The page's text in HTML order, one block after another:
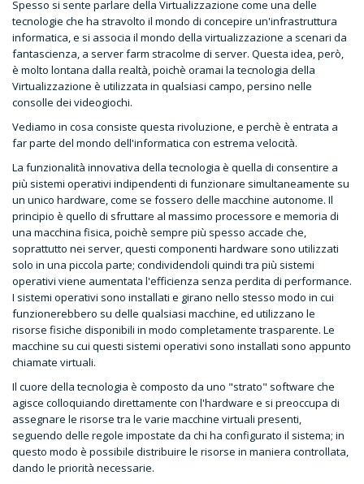
Spesso si sente parlare della Virtualizzazione come una delle
tecnologie che ha stravolto il mondo di concepire un'infrastruttura
informatica, e si associa il mondo della virtualizzazione a scenari da
fantascienza, a server farm stracolme di server. Questa idea, però,
è molto lontana dalla realtà, poichè oramai la tecnologia della
Virtualizzazione è utilizzata in qualsiasi campo, persino nelle
consolle dei videogiochi.
Vediamo in cosa consiste questa rivoluzione, e perchè è entrata a
far parte del mondo dell'informatica con estrema velocità.
La funzionalità innovativa della tecnologia è quella di consentire a
più sistemi operativi indipendenti di funzionare simultaneamente su
un unico hardware, come se fossero delle macchine autonome. Il
principio è quello di sfruttare al massimo processore e memoria di
una macchina fisica, poichè sempre più spesso accade che,
soprattutto nei server, questi componenti hardware sono utilizzati
solo in una piccola parte; condividendoli quindi tra più sistemi
operativi viene aumentata l'efficienza senza perdita di performance.
I sistemi operativi sono installati e girano nello stesso modo in cui
funzionerebbero su delle qualsiasi macchine, ed utilizzano le
risorse fisiche disponibili in modo completamente trasparente. Le
macchine su cui questi sistemi operativi sono installati sono appunto
chiamate virtuali.
Il cuore della tecnologia è composto da uno "strato" software che
agisce colloquiando direttamente con l'hardware e si preoccupa di
assegnare le risorse tra le varie macchine virtuali presenti,
seguendo delle regole impostate da chi ha configurato il sistema; in
questo modo è possibile distribuire le risorse in maniera controllata,
dando le priorità necessarie.